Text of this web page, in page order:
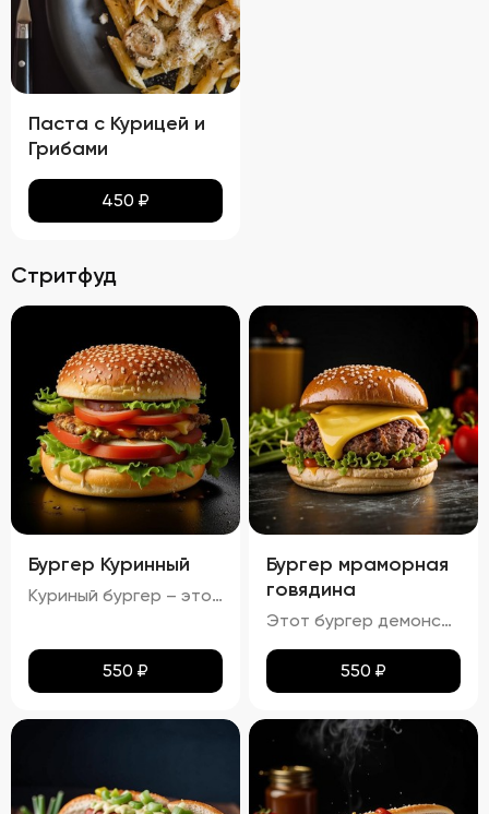
Паста с Курицей и
Грибами
450 ₽
Стритфуд
Бургер Куринный
Куриный бургер – это воплощение идеального сочетания вкуса и текстуры. Аккуратно уложенные слои создают аппетитный внешний вид, где золотисто-коричневая котлета соседствует с яркими красными помидорами, зелеными огурцами и белым салатом с легкими зеленоватыми оттенками. Булочка имеет привлекательную золотистую корочку, оставаясь мягкой внутри и хрустящей снаружи. Аромат свежего хлеба, курицы и пикантных соусов создает приятный букет, который дополняется сбалансированным вкусом: мягкая куриная котлета, освежающие овощи и насыщенный вкус соусов делают каждый укус незабываемым.
550 ₽
Бургер мраморная
говядина
Этот бургер демонстрирует идеальное сочетание вкуса и текстуры. Котлета обладает насыщенным вкусом, овощи обеспечивают свежесть и хрусткость, а сыр добавляет сливочную мягкость. Булочка имеет золотистый оттенок и хрустящую корочку, создавая ощущение комфорта и удовольствия. Соусы придают блюду дополнительные оттенки вкуса, а булочка поддерживает баланс между мягкостью и хрусткостью.
550 ₽